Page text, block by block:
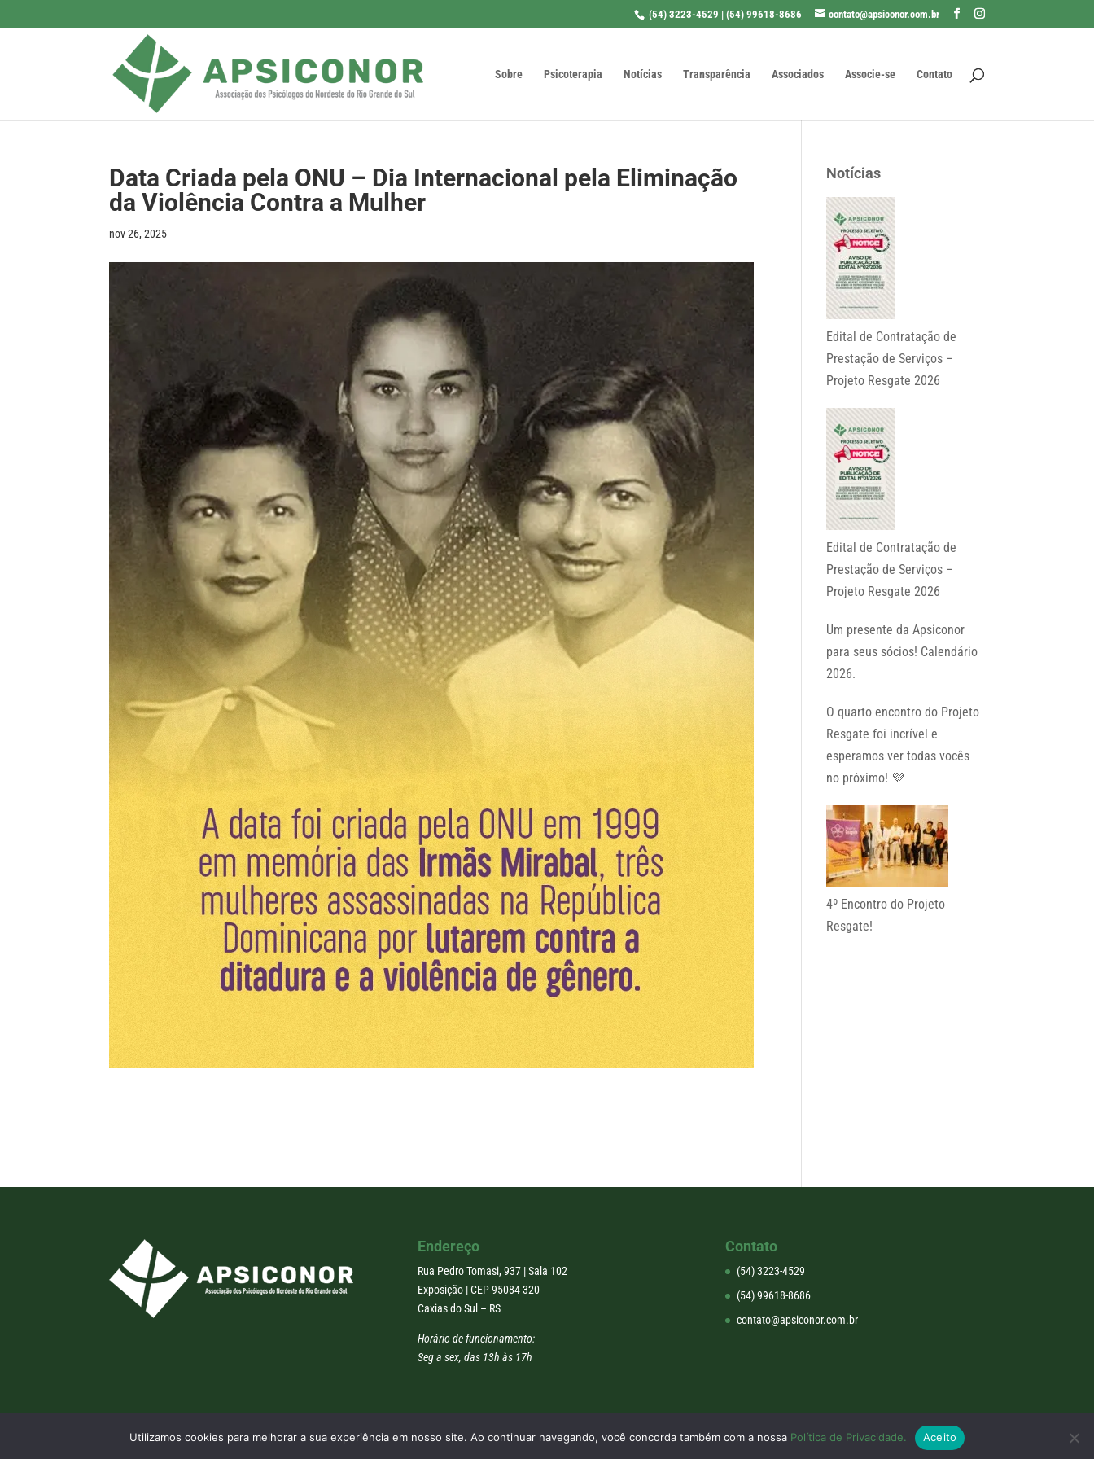
(54) 3223-4529 | (54) 99618-8686 contato@apsiconor.com.br
Sobre Psicoterapia Notícias Transparência Associados Associe-se Contato
Data Criada pela ONU – Dia Internacional pela Eliminação
da Violência Contra a Mulher
nov 26, 2025
Notícias
Edital de Contratação de
Prestação de Serviços –
Projeto Resgate 2026
Edital de Contratação de
Prestação de Serviços –
Projeto Resgate 2026
Um presente da Apsiconor
para seus sócios! Calendário
2026.
O quarto encontro do Projeto
Resgate foi incrível e
esperamos ver todas vocês
no próximo! 💜
4º Encontro do Projeto
Resgate!
Endereço
Rua Pedro Tomasi, 937 | Sala 102
Exposição | CEP 95084-320
Caxias do Sul – RS
Horário de funcionamento:
Seg a sex, das 13h às 17h
Contato
(54) 3223-4529
(54) 99618-8686
contato@apsiconor.com.br
© 2026 APSICONOR - PorAldeia
Utilizamos cookies para melhorar a sua experiência em nosso site. Ao continuar navegando, você concorda também com a nossa Política de Privacidade. Aceito